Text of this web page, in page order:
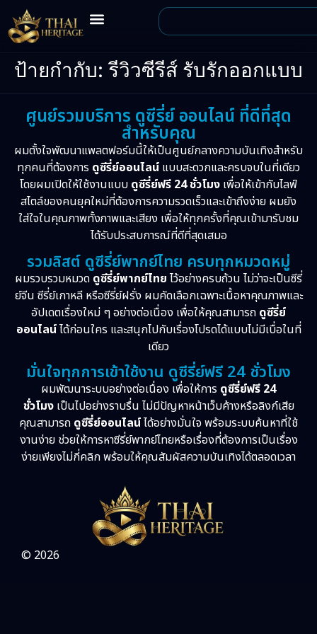
ป้ายกำกับ:รีวิวซีรีส์ รับรักออกแบบ
ศูนย์รวมบริการ ดูซีรี่ย์ ออนไลน์ ที่ดีที่สุด
สำหรับคุณ
ผมตั้งใจพัฒนาแพลตฟอร์มนี้ให้เป็นศูนย์กลางความบันเทิงสำหรับ
ทุกคนที่ต้องการ ดูซีรี่ย์ออนไลน์ แบบสะดวกและครบจบในที่เดียว
โดยผมเปิดให้ใช้งานแบบ ดูซีรี่ย์ฟรี 24 ชั่วโมง เพื่อให้เข้ากับไลฟ์
สไตล์ของคนยุคใหม่ที่ต้องการความรวดเร็วและเข้าถึงง่าย ผมยัง
ใส่ใจในคุณภาพทั้งภาพและเสียง เพื่อให้ทุกครั้งที่คุณเข้ามารับชม
ได้รับประสบการณ์ที่ดีที่สุดเสมอ
รวมลิสต์ ดูซีรี่ย์พากย์ไทย ครบทุกหมวดหมู่
ผมรวบรวมหมวด ดูซีรี่ย์พากย์ไทย ไว้อย่างครบถ้วน ไม่ว่าจะเป็นซีรี่
ย์จีน ซีรี่ย์เกาหลี หรือซีรี่ย์ฝรั่ง ผมคัดเลือกเฉพาะเนื้อหาคุณภาพและ
อัปเดตเรื่องใหม่ ๆ อย่างต่อเนื่อง เพื่อให้คุณสามารถ ดูซีรี่ย์
ออนไลน์ได้ก่อนใคร และสนุกไปกับเรื่องโปรดได้แบบไม่มีเบื่อในที่
เดียว
มั่นใจทุกการเข้าใช้งาน ดูซีรี่ย์ฟรี 24 ชั่วโมง
ผมพัฒนาระบบอย่างต่อเนื่อง เพื่อให้การ ดูซีรี่ย์ฟรี 24
ชั่วโมงเป็นไปอย่างราบรื่น ไม่มีปัญหาหน้าเว็บค้างหรือลิงก์เสีย
คุณสามารถ ดูซีรี่ย์ออนไลน์ได้อย่างมั่นใจ พร้อมระบบค้นหาที่ใช้
งานง่าย ช่วยให้การหาซีรี่ย์พากย์ไทยหรือเรื่องที่ต้องการเป็นเรื่อง
ง่ายเพียงไม่กี่คลิก พร้อมให้คุณสัมผัสความบันเทิงได้ตลอดเวลา
© 2026